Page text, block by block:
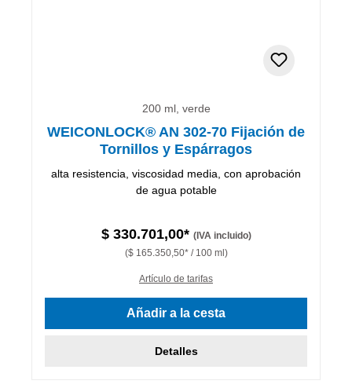
200 ml, verde
WEICONLOCK® AN 302-70 Fijación de
Tornillos y Espárragos
alta resistencia, viscosidad media, con aprobación
de agua potable
$ 330.701,00* (IVA incluido)
($ 165.350,50* / 100 ml)
Artículo de tarifas
Añadir a la cesta
Detalles